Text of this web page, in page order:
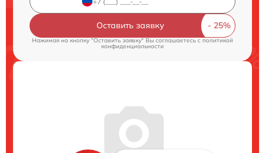
Оставить заявку
Нажимая на кнопку "Оставить заявку" Вы соглашаетесь c политикой
конфиденциальности